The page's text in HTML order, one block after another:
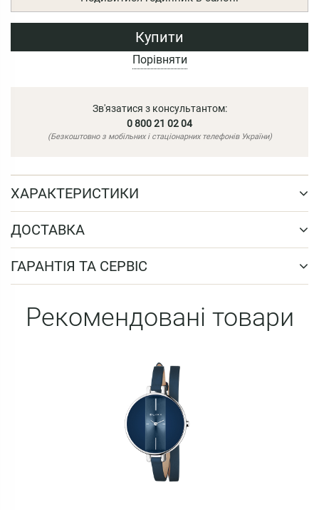
Купити
Порівняти
Зв'язатися з консультантом:
0 800 21 02 04
(Безкоштовно з мобільних і стаціонарних телефонів України)
ХАРАКТЕРИСТИКИ
ДОСТАВКА
ГАРАНТІЯ ТА СЕРВІС
Рекомендовані товари